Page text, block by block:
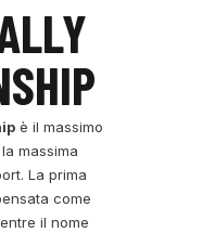
è il massimo
massima
La prima
come
il nome